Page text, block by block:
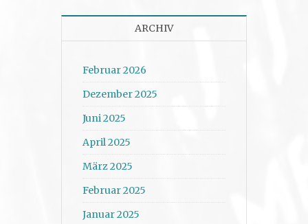
ARCHIV
Februar 2026
Dezember 2025
Juni 2025
April 2025
März 2025
Februar 2025
Januar 2025